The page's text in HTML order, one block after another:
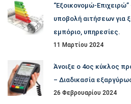
“Εξοικονομώ-
υποβολή αιτήσεων για
εμπόριο, υπηρεσίες.
11 Μαρτίου 2024
Άνοιξε ο 4ος κύκλος
– Διαδικασία
26 Φεβρουαρίου 2024